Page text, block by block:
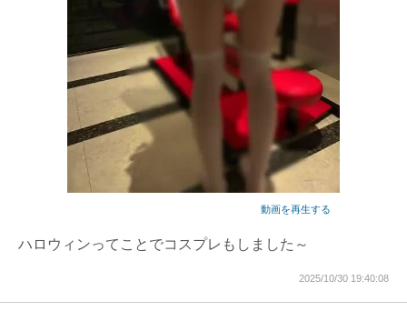
動画を再生する
ハロウィンってことでコスプレもしました～
2025/10/30 19:40:08